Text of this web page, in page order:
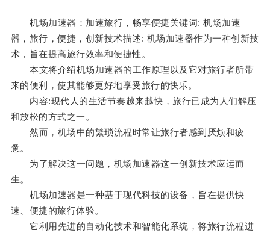
机场加速器：加速旅行，畅享便捷关键词: 机场加速
器，旅行，便捷，创新技术描述: 机场加速器作为一种创新技
术，旨在提高旅行效率和便捷性。
本文将介绍机场加速器的工作原理以及它对旅行者所带
来的便利，使其能够更好地享受旅行的快乐。
内容:现代人的生活节奏越来越快，旅行已成为人们解压
和放松的方式之一。
然而，机场中的繁琐流程时常让旅行者感到厌烦和疲
惫。
为了解决这一问题，机场加速器这一创新技术应运而
生。
机场加速器是一种基于现代科技的设备，旨在提供快
速、便捷的旅行体验。
它利用先进的自动化技术和智能化系统，将旅行流程进